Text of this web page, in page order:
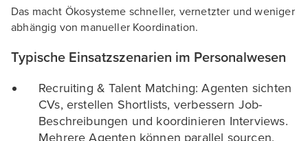
Das macht Ökosysteme schneller, vernetzter und weniger
abhängig von manueller Koordination.
Typische Einsatzszenarien im Personalwesen
Recruiting & Talent Matching: Agenten sichten
CVs, erstellen Shortlists, verbessern Job-
Beschreibungen und koordinieren Interviews.
Mehrere Agenten können parallel sourcen,